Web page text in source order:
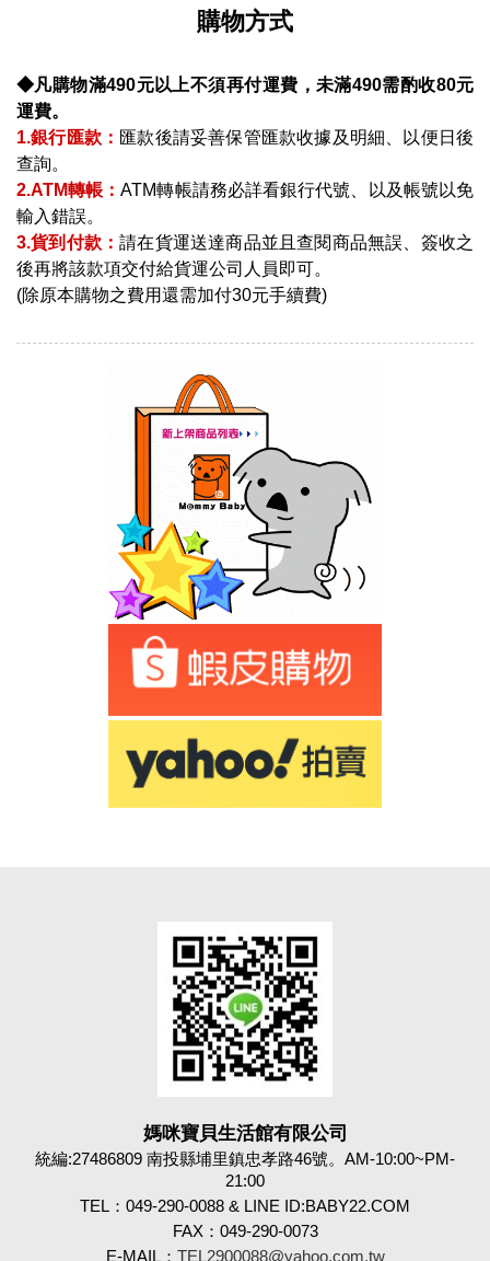
購物方式
◆凡購物滿490元以上不須再付運費，未滿490需酌收80元
運費。
1.銀行匯款： 匯款後請妥善保管匯款收據及明細、以便日後
查詢。
2.ATM轉帳：ATM轉帳請務必詳看銀行代號、以及帳號以免
輸入錯誤。
3.貨到付款：請在貨運送達商品並且查閱商品無誤、簽收之
後再將該款項交付給貨運公司人員即可。
(除原本購物之費用還需加付30元手續費)
媽咪寶貝生活館有限公司
統編:27486809 南投縣埔里鎮忠孝路46號。AM-10:00~PM-
21:00
TEL：049-290-0088 & LINE ID:BABY22.COM
FAX：049-290-0073
E-MAIL： TEL2900088@yahoo.com.tw